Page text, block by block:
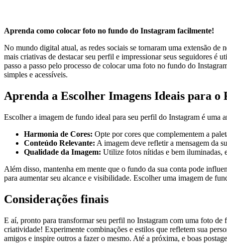
Aprenda como colocar foto no⁣ fundo do Instagram facilmente!
No mundo digital atual, as redes sociais se tornaram uma extensão ⁣de
mais criativas de ⁤destacar seu⁣ perfil e impressionar seus seguidores
passo a passo ​pelo processo de colocar uma foto ⁣no fundo​ do
simples e ⁤acessíveis.
Aprenda a Escolher Imagens Ideais para o
Escolher a imagem de fundo ideal para seu perfil do Instagram‌ é uma
Harmonia de‌ Cores: Opte​ por cores que complementem⁢ a⁤
Conteúdo Relevante: ​A imagem deve refletir a mensagem da
Qualidade da ​Imagem: Utilize fotos nítidas e bem iluminadas,
Além disso,⁣ mantenha em mente que o fundo da sua conta pode
para aumentar seu alcance ‌e visibilidade. Escolher uma imagem de
Considerações ​finais
E aí, pronto para ⁤transformar seu perfil no Instagram com uma foto⁤ de
criatividade! Experimente combinações e estilos que refletem sua
amigos e ⁣inspire outros a fazer o mesmo. Até a​ próxima, e boas